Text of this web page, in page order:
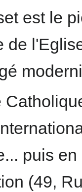
est le
de
puis
(49,